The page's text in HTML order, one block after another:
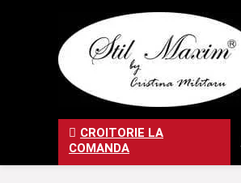
CROITORIE LA
COMANDA